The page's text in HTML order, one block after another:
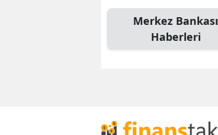
Merkez Bankası
Haberleri